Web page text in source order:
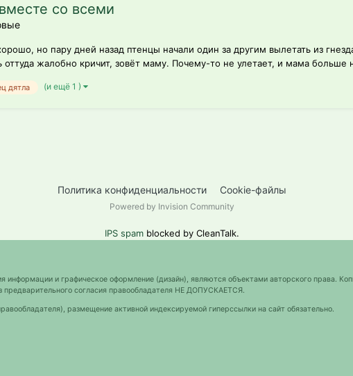
со всеми
но пару дней назад птенцы начали один за другим вылетать из
жалобно кричит, зовёт маму. Почему-то не улетает, и мама больше
дятла (и ещё 1 )
Политика конфиденциальности Cookie-файлы
Powered by Invision Community
IPS spam blocked by CleanTalk.
информации и графическое оформление (дизайн), являются объектами авторского права.
предварительного согласия правообладателя НЕ ДОПУСКАЕТСЯ.
размещение активной индексируемой гиперссылки на сайт обязательно.